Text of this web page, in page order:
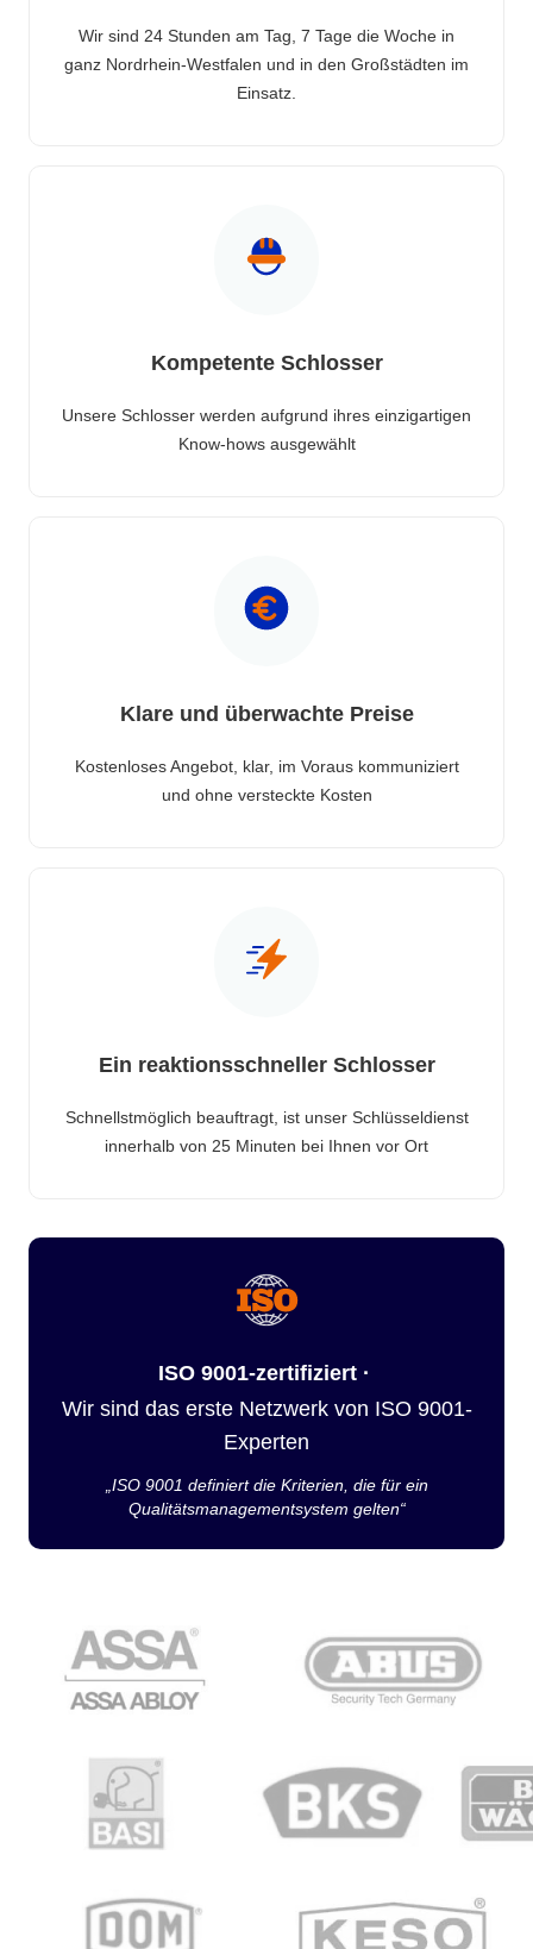
Wir sind 24 Stunden am Tag, 7 Tage die Woche in
ganz Nordrhein-Westfalen und in den Großstädten im
Einsatz.
Kompetente Schlosser
Unsere Schlosser werden aufgrund ihres einzigartigen
Know-hows ausgewählt
Klare und überwachte Preise
Kostenloses Angebot, klar, im Voraus kommuniziert
und ohne versteckte Kosten
Ein reaktionsschneller Schlosser
Schnellstmöglich beauftragt, ist unser Schlüsseldienst
innerhalb von 25 Minuten bei Ihnen vor Ort
ISO 9001-zertifiziert ·
Wir sind das erste Netzwerk von ISO 9001-
Experten
„ISO 9001 definiert die Kriterien, die für ein
Qualitätsmanagementsystem gelten“